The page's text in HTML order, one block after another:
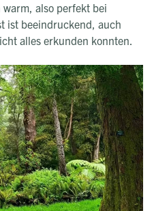
also perfekt bei
ist beeindruckend, auch
alles erkunden konnten.